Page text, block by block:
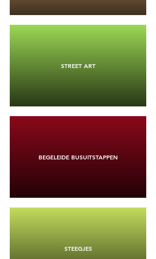
STREET ART
BEGELEIDE BUSUITSTAPPEN
STEEGJES